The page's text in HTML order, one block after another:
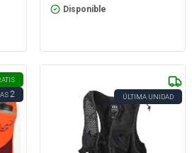
Disponible
2 ÚLTIMA UNIDAD